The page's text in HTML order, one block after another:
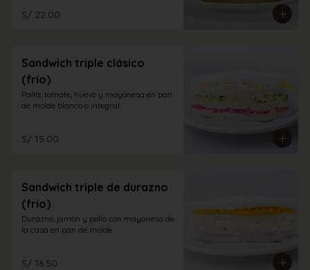
S/ 22.00
Sandwich triple clásico
(frío)
Palta, tomate, huevo y mayonesa en pan
de molde blanco o integral.
S/ 15.00
Sandwich triple de durazno
(frío)
Durazno, jamón y pollo con mayonesa de
la casa en pan de molde
S/ 16.50